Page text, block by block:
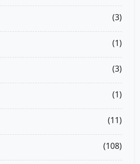
(3)
(1)
(3)
(1)
(11)
(108)